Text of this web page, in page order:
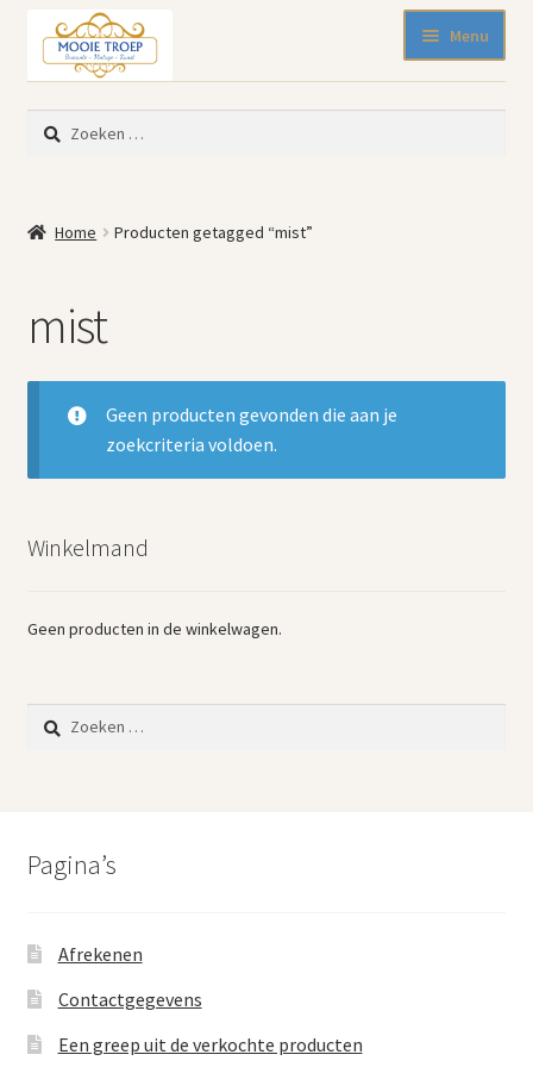
door
naar
navigatie
naar
de
inhoud
Menu
Nieuw binnen
Blikken
Keukenspullen
Kleine meubelen
Muurdecoratie
Servies en glaswerk
Woonaccessoires
Zoeken
naar:
Home Producten getagged “mist”
mist
Geen producten gevonden die aan je
zoekcriteria voldoen.
Winkelmand
Geen producten in de winkelwagen.
Zoeken
naar:
Pagina’s
Afrekenen
Contactgegevens
Een greep uit de verkochte producten